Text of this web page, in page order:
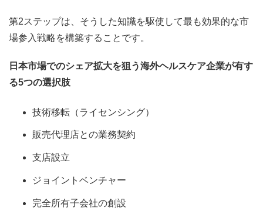
第2ステップは、そうした知識を駆使して最も効果的な市
場参入戦略を構築することです。
日本市場でのシェア拡大を狙う海外ヘルスケア企業が有す
る5つの選択肢
技術移転（ライセンシング）
販売代理店との業務契約
支店設立
ジョイントベンチャー
完全所有子会社の創設